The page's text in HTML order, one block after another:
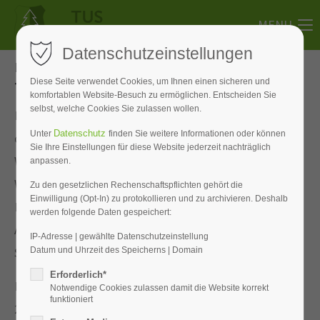
MENU
Erfolgreicher Start in die neue Saison für den
TriaTuS Feuchtwangen
Mit mehreren Podestplatzierungen ist der Nachwuchs
des TriaTuS Feuchtwangen erfolgreich in die neue
Wettkampfsaison gestartet. Den Auftakt bildete der
Winterlauf in Dinkelsbühl am 18. Januar 2026 über eine
Distanz von 5 km, bei dem vier Athletinnen und
Athleten der Abteilung Schwimmen/Triathlon an den
Start gingen.
In ihren jeweiligen Altersklassen konnten Anton (U14,
24:14 min) und Klara Binder (U16, 23:30 min) jeweils
Datenschutzeinstellungen
Diese Seite verwendet Cookies, um Ihnen einen sicheren und
komfortablen Website-Besuch zu ermöglichen. Entscheiden Sie
selbst, welche Cookies Sie zulassen wollen.
Unter Datenschutzfinden Sie weitere Informationen oder können
Sie Ihre Einstellungen für diese Website jederzeit nachträglich
anpassen.
Zu den gesetzlichen Rechenschaftspflichten gehört die
Einwilligung (Opt-In) zu protokollieren und zu archivieren. Deshalb
werden folgende Daten gespeichert:
IP-Adresse | gewählte Datenschutzeinstellung
Datum und Uhrzeit des Speicherns | Domain
Erforderlich*
Notwendige Cookies zulassen damit die Website korrekt
funktioniert